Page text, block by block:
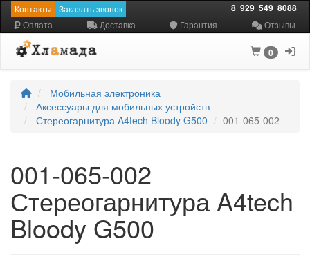
Контакты Заказать звонок 8 929 549 8088
Оплата Доставка Гарантия Отзывы
0
Мобильная электроника
Аксессуары для мобильных устройств
Стереогарнитура A4tech Bloody G500
001-065-002
001-065-002
Стереогарнитура A4tech
Bloody G500